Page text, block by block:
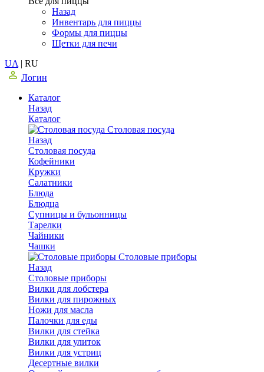
Назад
Инвентарь для пиццы
Формы для пиццы
Щетки для печи
UA | RU
Логин
Каталог
Назад
Каталог
Столовая посуда
Назад
Столовая посуда
Кофейники
Кружки
Салатники
Блюда
Блюдца
Супницы и бульонницы
Тарелки
Чайники
Чашки
Cтоловые приборы
Назад
Cтоловые приборы
Вилки для лобстера
Вилки для пирожных
Ножи для масла
Палочки для еды
Вилки для стейка
Вилки для улиток
Вилки для устриц
Десертные вилки